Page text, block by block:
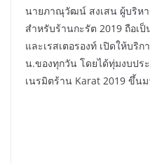
นายภาณุวัฒน์ สงเสน ผู้บริหา
สำหรับร้านกะรัต 2019 ถือเ
และเรสเตอรองท์ เปิดให้บริ
น.ของทุกวัน โดยได้ทุ่มงบปร
เนรมิตร้าน Karat 2019 ขึ้นม